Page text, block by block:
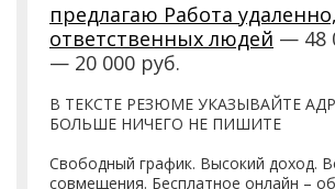
предлагаю Работа
ответственных людей — 48
— 20 000 руб.
В ТЕКСТЕ РЕЗЮМЕ УКАЗЫВАЙТЕ
БОЛЬШЕ НИЧЕГО НЕ ПИШИТЕ
Свободный график. Высокий доход.
совмещения. Бесплатное онлайн –